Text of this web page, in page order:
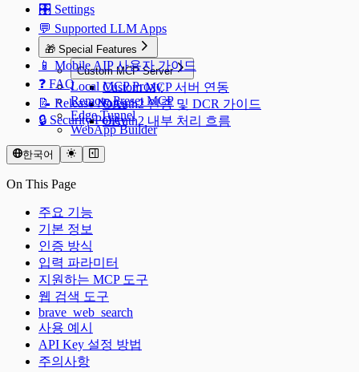
🎛️ Settings
💬 Supported LLM Apps
🎁 Special Features
Custom MCP Server
Custom MCP 서버 연동
OAuth2 인증 및 DCR 가이드
OAuth2 내부 처리 흐름
Local MCP Proxy
Remote Preset MCP
Edge Tunnel
WebApp Builder
📱 Mobile AIP 사용자 가이드
❓ FAQ
📝 Release Notes
🔒 Security Policy
한국어
On This Page
주요 기능
기본 정보
인증 방식
입력 파라미터
지원하는 MCP 도구
웹 검색 도구
brave_web_search
사용 예시
API Key 설정 방법
주의사항